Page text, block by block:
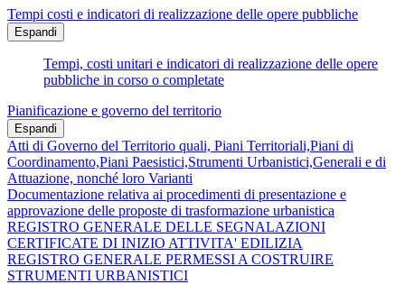
Tempi costi e indicatori di realizzazione delle opere pubbliche
Espandi
Tempi, costi unitari e indicatori di realizzazione delle opere
pubbliche in corso o completate
Pianificazione e governo del territorio
Espandi
Atti di Governo del Territorio quali, Piani Territoriali,Piani di
Coordinamento,Piani Paesistici,Strumenti Urbanistici,Generali e di
Attuazione, nonché loro Varianti
Documentazione relativa ai procedimenti di presentazione e
approvazione delle proposte di trasformazione urbanistica
REGISTRO GENERALE DELLE SEGNALAZIONI
CERTIFICATE DI INIZIO ATTIVITA' EDILIZIA
REGISTRO GENERALE PERMESSI A COSTRUIRE
STRUMENTI URBANISTICI